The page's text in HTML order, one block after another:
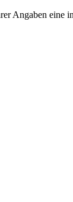
Angaben eine